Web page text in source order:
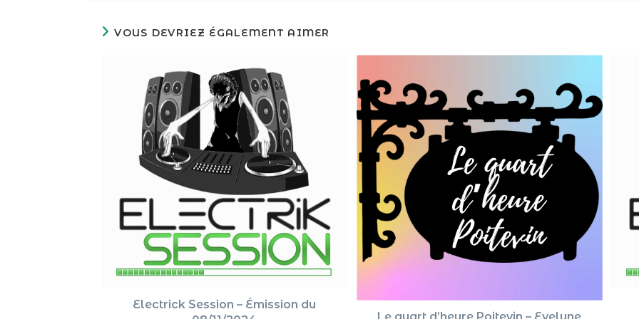
VOUS DEVRIEZ ÉGALEMENT AIMER
Electrick Session – Émission du